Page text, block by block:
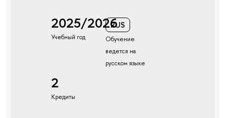
2025/2026
Учебный год
RUS
Обучение
ведется на
русском языке
2
Кредиты